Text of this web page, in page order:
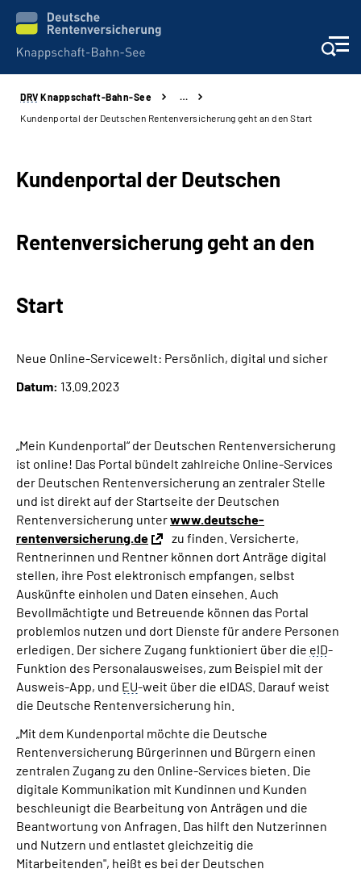
Aktuelles & Presse
Reha-Kliniken
KBS exklusiv
Leichte Sprache
Suche
Mein Kundenportal
DRV Knappschaft-Bahn-See
…
Kundenportal der Deutschen Rentenversicherung geht an den Start
Kundenportal der Deutschen
Rentenversicherung geht an den
Start
Neue Online-Servicewelt: Persönlich, digital und sicher
Datum: 13.09.2023
„Mein Kundenportal“ der Deutschen Rentenversicherung
ist online! Das Portal bündelt zahlreiche Online-Services
der Deutschen Rentenversicherung an zentraler Stelle
und ist direkt auf der Startseite der Deutschen
Rentenversicherung unterwww.deutsche-
rentenversicherung.de
zu finden. Versicherte,
Rentnerinnen und Rentner können dort Anträge digital
stellen, ihre Post elektronisch empfangen, selbst
Auskünfte einholen und Daten einsehen. Auch
Bevollmächtigte und Betreuende können das Portal
problemlos nutzen und dort Dienste für andere Personen
erledigen. Der sichere Zugang funktioniert über die eID-
Funktion des Personalausweises, zum Beispiel mit der
Ausweis-App, und EU-weit über die eIDAS. Darauf weist
die Deutsche Rentenversicherung hin.
„Mit dem Kundenportal möchte die Deutsche
Rentenversicherung Bürgerinnen und Bürgern einen
zentralen Zugang zu den Online-Services bieten. Die
digitale Kommunikation mit Kundinnen und Kunden
beschleunigt die Bearbeitung von Anträgen und die
Beantwortung von Anfragen. Das hilft den Nutzerinnen
und Nutzern und entlastet gleichzeitig die
Mitarbeitenden", heißt es bei der Deutschen